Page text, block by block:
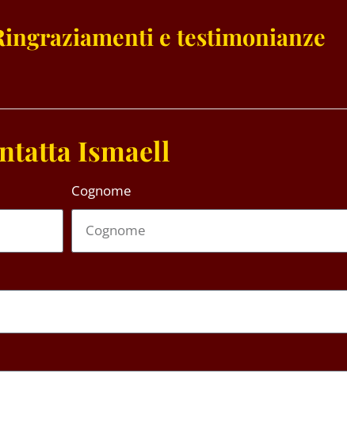
e testimonianze
Ismaell
Cognome